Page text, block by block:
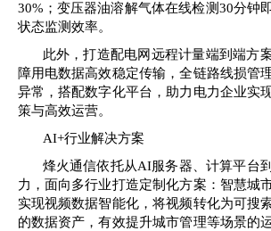
30%；变压器油溶解气体在线检测30分钟
状态监测效率。
此外，打造配电网远程计量端到端方
障用电数据高效稳定传输，全链路线损管
异常，搭配数字化平台，助力电力企业实
策与高效运营。
AI+行业解决方案
烽火通信依托从AI服务器、计算平台
力，面向多行业打造定制化方案：智慧城
实现视频数据智能化，将视频转化为可搜
的数据资产，有效提升城市管理等场景的